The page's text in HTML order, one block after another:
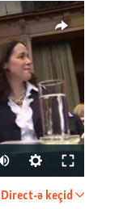
Direct-ə keçid